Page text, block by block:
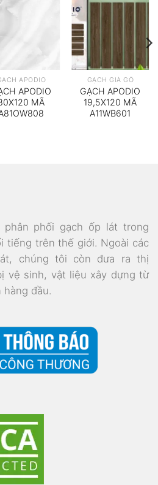
APODIO
APODIO
MÃ
GẠCH GIẢ GỖ
GẠCH APODIO
19,5X120 MÃ
A11WB601
phân phối gạch ốp lát trong
tiếng trên thế giới. Ngoài các
chúng tôi còn đưa ra thị
vệ sinh, vật liệu xây dựng từ
đầu.